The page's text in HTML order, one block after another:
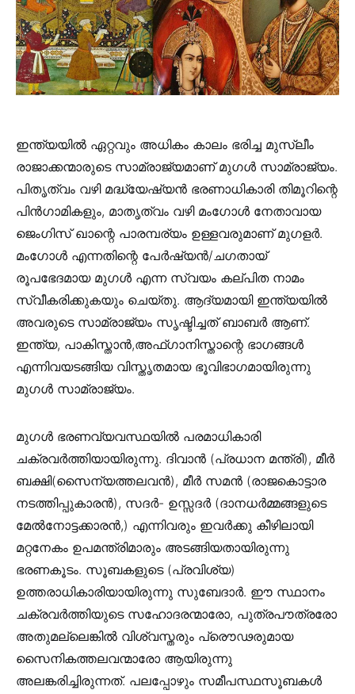
ഇന്ത്യയിൽ ഏറ്റവും അധികം കാലം ഭരിച്ച മുസ്ലീം
രാജാക്കന്മാരുടെ സാമ്രാജ്യമാണ് മുഗൾ സാമ്രാജ്യം.
പിതൃത്വം വഴി മദ്ധ്യേഷ്യൻ ഭരണാധികാരി തിമൂറിന്റെ
പിൻ‌ഗാമികളും, മാതൃത്വം വഴി മംഗോൾ നേതാവായ
ജെംഗിസ് ഖാന്റെ പാരമ്പര്യം ഉള്ളവരുമാണ്‌ മുഗളർ.
മംഗോൾ എന്നതിന്റെ പേർഷ്യൻ/ചഗതായ്
രൂപഭേദമായ മുഗൾ എന്ന സ്വയം കല്പിത നാമം
സ്വീകരിക്കുകയും ചെയ്തു. ആദ്യമായി ഇന്ത്യയിൽ
അവരുടെ സാമ്രാജ്യം സൃഷ്ടിച്ചത് ബാബർ ആണ്.
ഇന്ത്യ, പാകിസ്താൻ,അഫ്ഗാനിസ്താന്റെ ഭാഗങ്ങൾ
എന്നിവയടങ്ങിയ വിസ്തൃതമായ ഭൂവിഭാഗമായിരുന്നു
മുഗൾ സാമ്രാജ്യം.
മുഗൾ ഭരണവ്യവസ്ഥയിൽ പരമാധികാരി
ചക്രവർത്തിയായിരുന്നു. ദിവാൻ (പ്രധാന മന്ത്രി), മീർ
ബക്ഷി(സൈന്യത്തലവൻ), മീർ സമൻ (രാജകൊട്ടാര
നടത്തിപ്പുകാരൻ), സദർ- ഉസ്സദർ (ദാനധർമ്മങ്ങളുടെ
മേൽനോട്ടക്കാരൻ,) എന്നിവരും ഇവർക്കു കീഴിലായി
മറ്റനേകം ഉപമന്ത്രിമാരും അടങ്ങിയതായിരുന്നു
ഭരണകൂടം. സൂബകളുടെ (പ്രവിശ്യ)
ഉത്തരാധികാരിയായിരുന്നു സുബേദാർ. ഈ സ്ഥാനം
ചക്രവർത്തിയുടെ സഹോദരന്മാരോ, പുത്രപൗത്രരോ
അതുമല്ലെങ്കിൽ വിശ്വസ്തരും പ്രൌഢരുമായ
സൈനികത്തലവന്മാരോ ആയിരുന്നു
അലങ്കരിച്ചിരുന്നത്. പലപ്പോഴും സമീപസ്ഥസൂബകൾ